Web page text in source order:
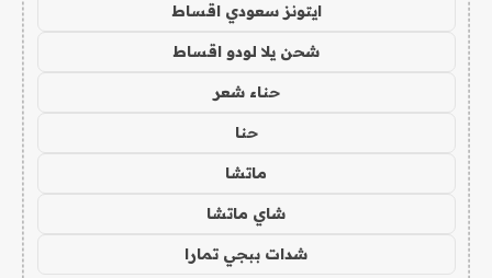
ايتونز سعودي اقساط
شحن يلا لودو اقساط
حناء شعر
حنا
ماتشا
شاي ماتشا
شدات ببجي تمارا